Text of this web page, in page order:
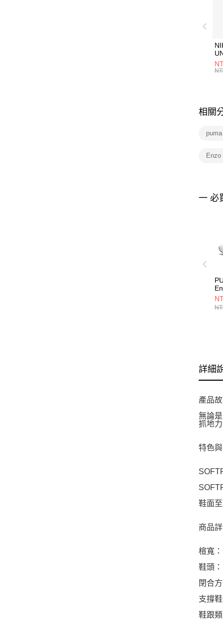
統
相關
Enzo
一 必
詳細
產品
無論
抓地
特色
鞋面
商品
楦寬
鞋頭
閉合
支撐
鞋跟